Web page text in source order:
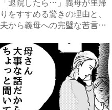
りをすすめる驚きの理由と、
夫から義母への完璧な苦言